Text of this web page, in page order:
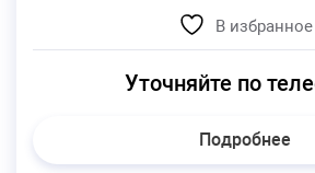
В избранное
Уточняйте по
Подробнее